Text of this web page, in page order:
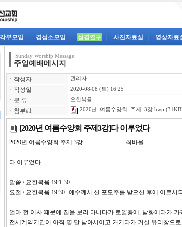
각부모임 경성소모임 성경연구 사진자료실 영상자료
Sunday Worship Message
주일예배메시지
ㆍ 작성자 관리자
ㆍ 작성일 2020-08-08 (토) 16:25
ㆍ 분 류 요한복음
ㆍ 첨부#1 2020년_여름수양회_주제_3강.hwp
[2020년 여름수양회 주제3강]다 이루었다
2020년 여름수양회 주제 3강 최바울
다 이루었다
말씀 / 요한복음 19:1-30
요절 / 요한복음 19:30 "예수께서 신 포도주를 받으신 후에 이르
얼마 전 이사 때문에 집을 보러 다니다가 로얄층에, 남향에다가
전세계약기간이 아직 몇 달 남아서이고 거기다가 거실 유리창으